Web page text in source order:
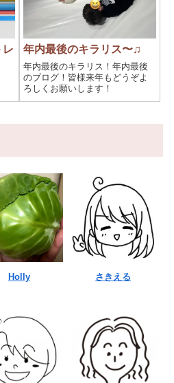
レ
年内最後のキラリス〜♫
年内最後のキラリス！年内最後
のブログ！皆様来年もどうぞよ
ろしくお願いします！
Holly さきえる